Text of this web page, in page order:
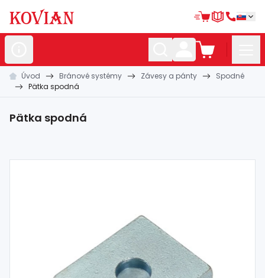
Nerezovépolotovary
polotovary
materiál
Úvod Bránové systémy Závesy a pánty
Spodné
Pätka spodná
Pätka spodná